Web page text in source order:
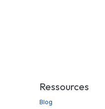
Ressources
Blog